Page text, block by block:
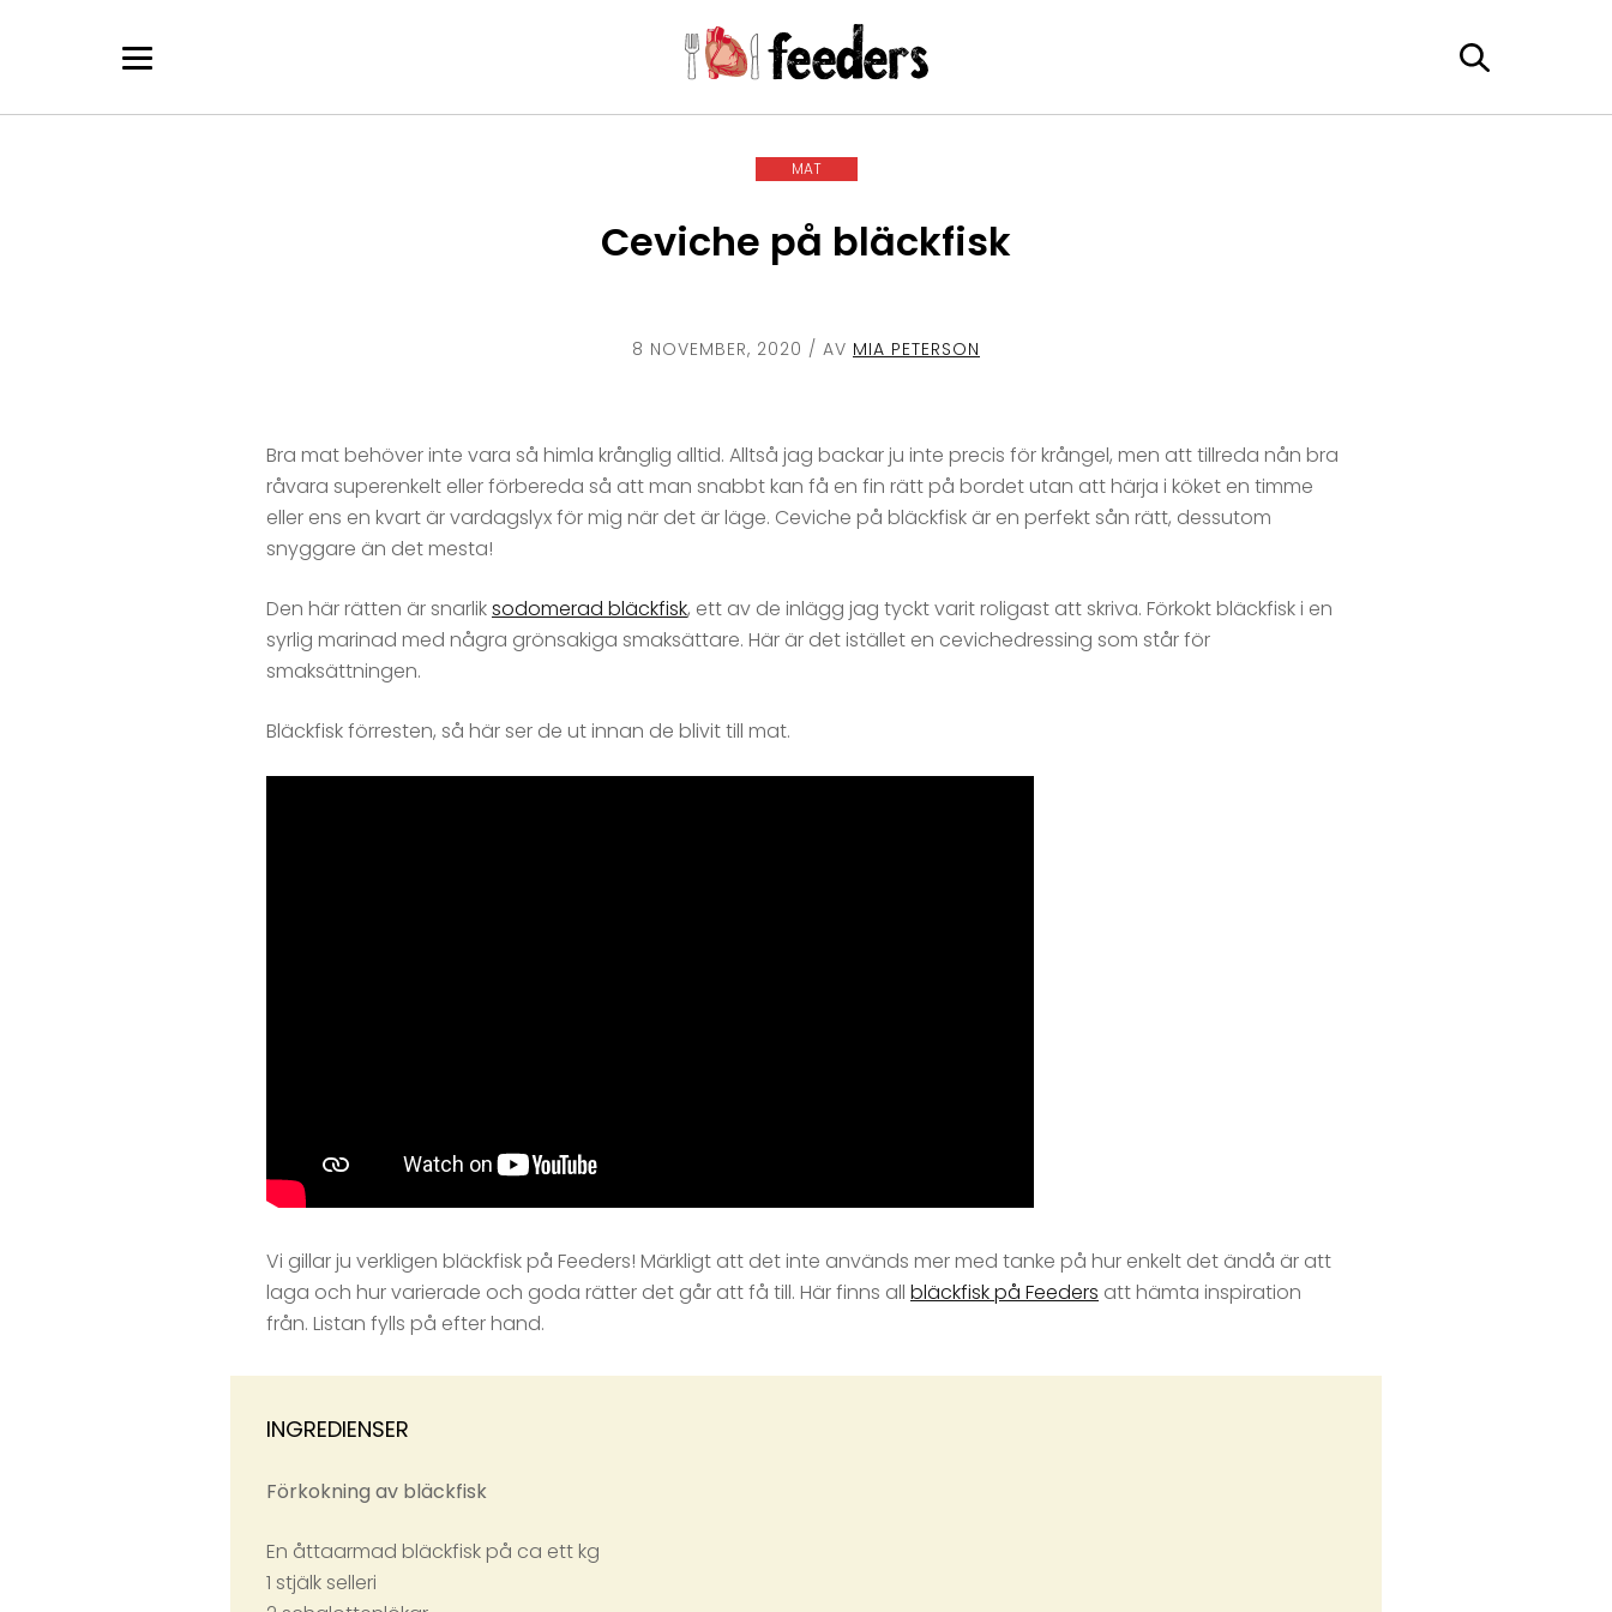
MAT
Ceviche på bläckfisk
8 NOVEMBER, 2020 / AV MIA PETERSON
Bra mat behöver inte vara så himla krånglig alltid. Alltså jag backar ju inte precis för krångel, men att tillreda nån bra
råvara superenkelt eller förbereda så att man snabbt kan få en fin rätt på bordet utan att härja i köket en timme
eller ens en kvart är vardagslyx för mig när det är läge. Ceviche på bläckfisk är en perfekt sån rätt, dessutom
snyggare än det mesta!
Den här rätten är snarliksodomerad bläckfisk, ett av de inlägg jag tyckt varit roligast att skriva. Förkokt bläckfisk i en
syrlig marinad med några grönsakiga smaksättare. Här är det istället en cevichedressing som står för
smaksättningen.
Bläckfisk förresten, så här ser de ut innan de blivit till mat.
Vi gillar ju verkligen bläckfisk på Feeders! Märkligt att det inte används mer med tanke på hur enkelt det ändå är att
laga och hur varierade och goda rätter det går att få till. Här finns all bläckfisk på Feeders att hämta inspiration
från. Listan fylls på efter hand.
INGREDIENSER
Förkokning av bläckfisk
En åttaarmad bläckfisk på ca ett kg
1 stjälk selleri